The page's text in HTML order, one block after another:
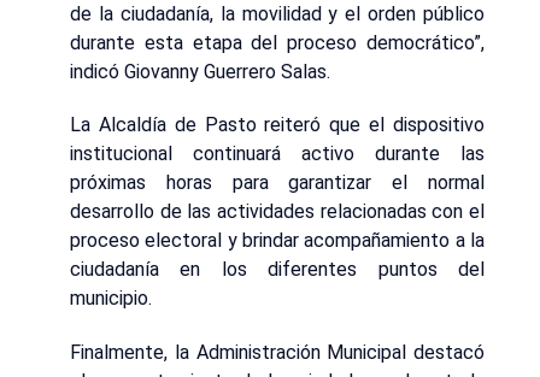
de la ciudadanía, la movilidad y el orden público
durante esta etapa del proceso democrático”,
indicó Giovanny Guerrero Salas.
La Alcaldía de Pasto reiteró que el dispositivo
institucional continuará activo durante las
próximas horas para garantizar el normal
desarrollo de las actividades relacionadas con el
proceso electoral y brindar acompañamiento a la
ciudadanía en los diferentes puntos del
municipio.
Finalmente, la Administración Municipal destacó